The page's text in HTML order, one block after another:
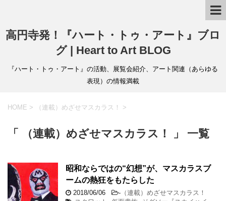
高円寺発！『ハート・トゥ・アート』ブロ
グ | Heart to Art BLOG
『ハート・トゥ・アート』の活動、展覧会紹介、アート関連（あらゆる
表現）の情報満載
HOME > （連載）めざせマスカラス！ >
「 （連載）めざせマスカラス！ 」 一覧
昭和ならではの“幻想”が、マスカラスブ
ームの熱狂をもたらした
2018/06/06 - （連載）めざせマスカラス！